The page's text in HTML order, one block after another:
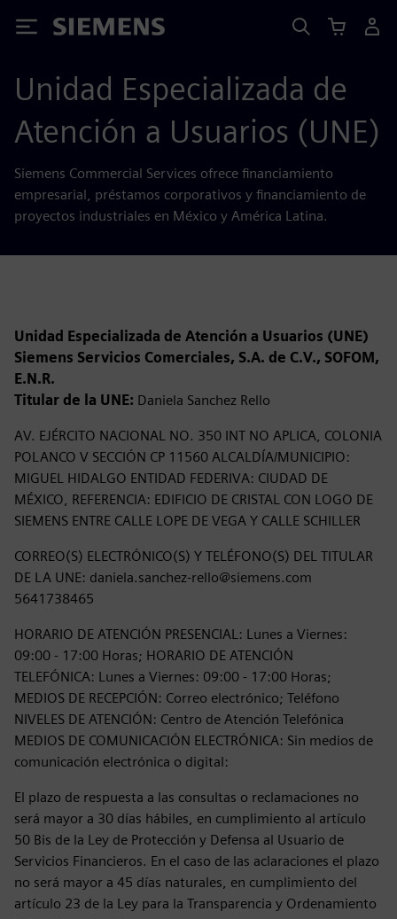
Siemens
Unidad Especializada de
Atención a Usuarios (UNE)
Siemens Commercial Services ofrece financiamiento
empresarial, préstamos corporativos y financiamiento de
proyectos industriales en México y América Latina.
Unidad Especializada de Atención a Usuarios (UNE)
Siemens Servicios Comerciales, S.A. de C.V., SOFOM,
E.N.R.
Titular de la UNE: Daniela Sanchez Rello
AV. EJÉRCITO NACIONAL NO. 350 INT NO APLICA, COLONIA
POLANCO V SECCIÓN CP 11560 ALCALDÍA/MUNICIPIO:
MIGUEL HIDALGO ENTIDAD FEDERIVA: CIUDAD DE
MÉXICO, REFERENCIA: EDIFICIO DE CRISTAL CON LOGO DE
SIEMENS ENTRE CALLE LOPE DE VEGA Y CALLE SCHILLER
CORREO(S) ELECTRÓNICO(S) Y TELÉFONO(S) DEL TITULAR
DE LA UNE: daniela.sanchez-rello@siemens.com
5641738465
HORARIO DE ATENCIÓN PRESENCIAL: Lunes a Viernes:
09:00 - 17:00 Horas; HORARIO DE ATENCIÓN
TELEFÓNICA: Lunes a Viernes: 09:00 - 17:00 Horas;
MEDIOS DE RECEPCIÓN: Correo electrónico; Teléfono
NIVELES DE ATENCIÓN: Centro de Atención Telefónica
MEDIOS DE COMUNICACIÓN ELECTRÓNICA: Sin medios de
comunicación electrónica o digital:
El plazo de respuesta a las consultas o reclamaciones no
será mayor a 30 días hábiles, en cumplimiento al artículo
50 Bis de la Ley de Protección y Defensa al Usuario de
Servicios Financieros. En el caso de las aclaraciones el plazo
no será mayor a 45 días naturales, en cumplimiento del
artículo 23 de la Ley para la Transparencia y Ordenamiento